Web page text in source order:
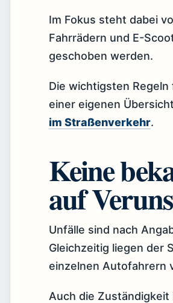
Im Fokus steht dabei
Fahrrädern und E-
geschoben werden.
Die wichtigsten
einer eigenen
im Straßenverkehr.
Keine
auf
Unfälle sind nach
Gleichzeitig liegen der
einzelnen Autofahrern
Auch die